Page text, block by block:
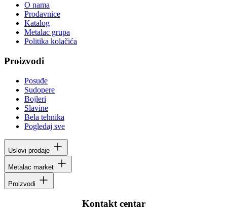
O nama
Prodavnice
Katalog
Metalac grupa
Politika kolačića
Proizvodi
Posuđe
Sudopere
Bojleri
Slavine
Bela tehnika
Pogledaj sve
Uslovi prodaje
Metalac market
Proizvodi
Kontakt centar